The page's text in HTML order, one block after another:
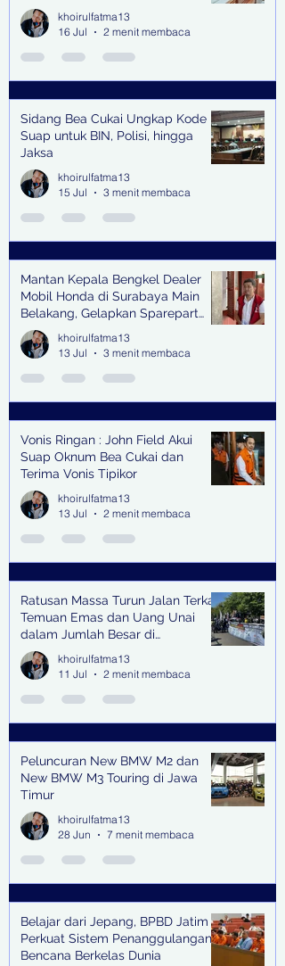
khoirulfatma13
16 Jul
2 menit membaca
Sidang Bea Cukai Ungkap Kode
Suap untuk BIN, Polisi, hingga
Jaksa
khoirulfatma13
15 Jul
3 menit membaca
Mantan Kepala Bengkel Dealer
Mobil Honda di Surabaya Main
Belakang, Gelapkan Sparepart
Senilai Rp 1,9 Miliar
khoirulfatma13
13 Jul
3 menit membaca
Vonis Ringan : John Field Akui
Suap Oknum Bea Cukai dan
Terima Vonis Tipikor
khoirulfatma13
13 Jul
2 menit membaca
Ratusan Massa Turun Jalan Terkait
Temuan Emas dan Uang Unai
dalam Jumlah Besar di
Lingkungan Jampidsus Kejaksaan
Agung RI di Jakarta
khoirulfatma13
11 Jul
2 menit membaca
Peluncuran New BMW M2 dan
New BMW M3 Touring di Jawa
Timur
khoirulfatma13
28 Jun
7 menit membaca
Belajar dari Jepang, BPBD Jatim
Perkuat Sistem Penanggulangan
Bencana Berkelas Dunia